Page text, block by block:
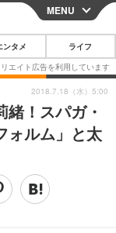
CLOSE
マートフォン
ット・ツール
その他
画・ドラマ
MENU
ンタメ ライフ
緒！スパガ・
ォルム」と太
2018.7.18（水）5:00